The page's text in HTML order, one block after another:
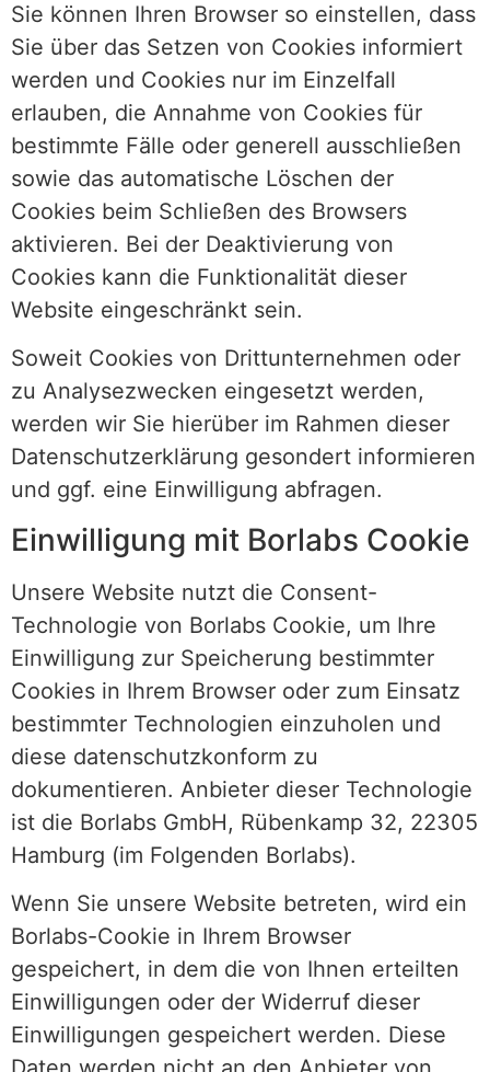
Sie können Ihren Browser so einstellen, dass
Sie über das Setzen von Cookies informiert
werden und Cookies nur im Einzelfall
erlauben, die Annahme von Cookies für
bestimmte Fälle oder generell ausschließen
sowie das automatische Löschen der
Cookies beim Schließen des Browsers
aktivieren. Bei der Deaktivierung von
Cookies kann die Funktionalität dieser
Website eingeschränkt sein.
Soweit Cookies von Drittunternehmen oder
zu Analysezwecken eingesetzt werden,
werden wir Sie hierüber im Rahmen dieser
Datenschutzerklärung gesondert informieren
und ggf. eine Einwilligung abfragen.
Einwilligung mit Borlabs Cookie
Unsere Website nutzt die Consent-
Technologie von Borlabs Cookie, um Ihre
Einwilligung zur Speicherung bestimmter
Cookies in Ihrem Browser oder zum Einsatz
bestimmter Technologien einzuholen und
diese datenschutzkonform zu
dokumentieren. Anbieter dieser Technologie
ist die Borlabs GmbH, Rübenkamp 32, 22305
Hamburg (im Folgenden Borlabs).
Wenn Sie unsere Website betreten, wird ein
Borlabs-Cookie in Ihrem Browser
gespeichert, in dem die von Ihnen erteilten
Einwilligungen oder der Widerruf dieser
Einwilligungen gespeichert werden. Diese